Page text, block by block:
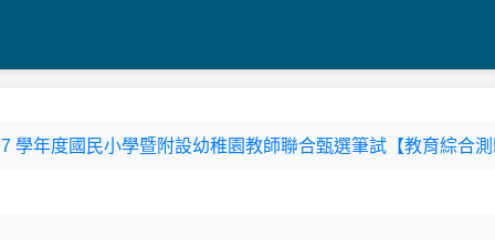
學年度國民小學暨附設幼稚園教師聯合甄選筆試【教育綜合